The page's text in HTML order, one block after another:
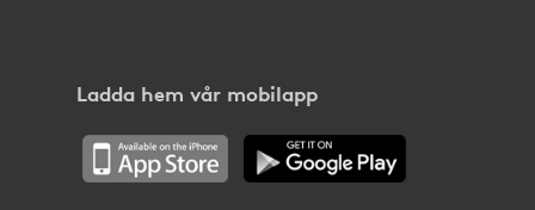
Ladda hem vår mobilapp